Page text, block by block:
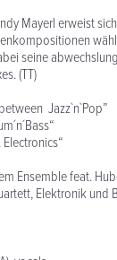
Mayerl erweist
seine
(TT)
Jazz`n`Pop”
Ensemble feat.
Elektronik und